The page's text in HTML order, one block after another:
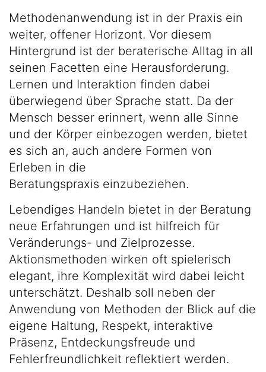
Methodenanwendung ist in der Praxis ein
weiter, offener Horizont. Vor diesem
Hintergrund ist der beraterische Alltag in all
seinen Facetten eine Herausforderung.
Lernen und Interaktion finden dabei
überwiegend über Sprache statt. Da der
Mensch besser erinnert, wenn alle Sinne
und der Körper einbezogen werden, bietet
es sich an, auch andere Formen von
Erleben in die
Beratungspraxis einzubeziehen.
Lebendiges Handeln bietet in der Beratung
neue Erfahrungen und ist hilfreich für
Veränderungs- und Zielprozesse.
Aktionsmethoden wirken oft spielerisch
elegant, ihre Komplexität wird dabei leicht
unterschätzt. Deshalb soll neben der
Anwendung von Methoden der Blick auf die
eigene Haltung, Respekt, interaktive
Präsenz, Entdeckungsfreude und
Fehlerfreundlichkeit reflektiert werden.